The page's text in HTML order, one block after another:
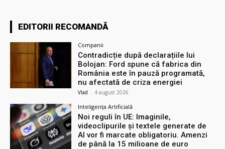
EDITORII RECOMANDĂ
Companii
Contradicție după declarațiile lui
Bolojan: Ford spune că fabrica din
România este în pauză programată,
nu afectată de criza energiei
Vlad - 4 august 2026
Inteligența Artificială
Noi reguli în UE: Imaginile,
videoclipurile și textele generate de
AI vor fi marcate obligatoriu. Amenzi
de până la 15 milioane de euro